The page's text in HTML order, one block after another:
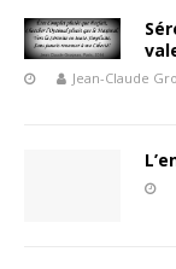
Jean-Claude